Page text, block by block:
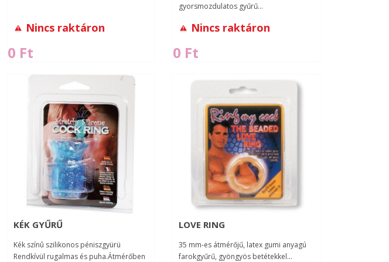
Nincs raktáron
0 Ft
gyorsmozdulatos gyűrű...
Nincs raktáron
0 Ft
KÉK GYŰRŰ
Kék színû szilikonos péniszgyürü
Rendkívül rugalmas és puha.Átmérőben
LOVE RING
35 mm-es átmérőjű, latex gumi anyagú
farokgyűrű, gyöngyös betétekkel...